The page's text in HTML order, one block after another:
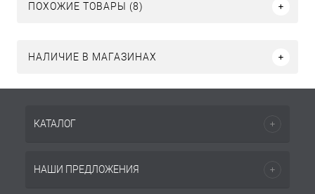
ПОХОЖИЕ ТОВАРЫ (8)
НАЛИЧИЕ В МАГАЗИНАХ
КАТАЛОГ
НАШИ ПРЕДЛОЖЕНИЯ